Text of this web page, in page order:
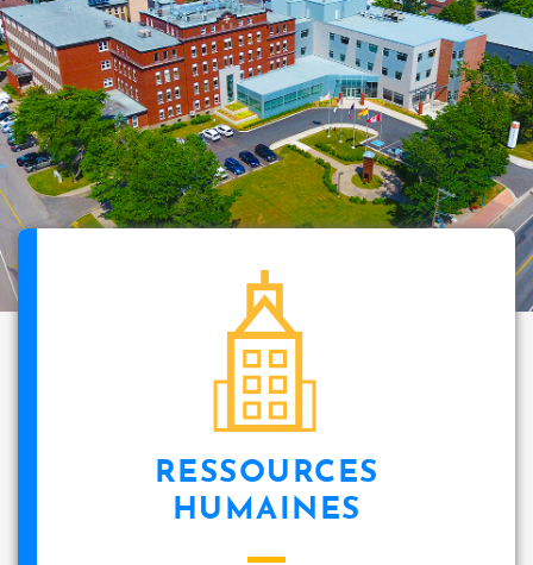
RESSOURCES
HUMAINES